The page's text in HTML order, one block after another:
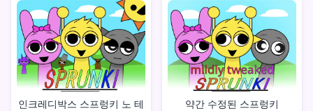
인크레디박스 스프렁키 노 테
약간 수정된 스프렁키